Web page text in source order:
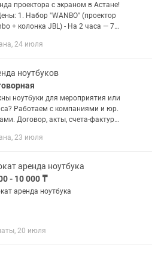
проектора с экраном в Астане!
1. Набор "WANBO" (проектор
+ колонка JBL) - На 2 часа — 7
до 12:00) — 8 000 тг - На сутки
24 июля
ноутбуков
ноутбуки для мероприятия или
и юр.
Договор, акты, счета-фактуры.
— Доставка и настройка на
23 июля
аренда ноутбука
- 10 000 ₸
аренда ноутбука
20 июля